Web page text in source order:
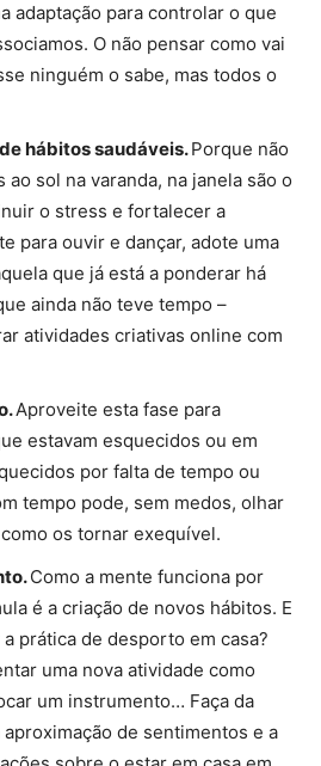
adaptação para controlar o que
O não pensar como vai
ninguém o sabe, mas todos o
hábitos saudáveis.Porque não
ao sol na varanda, na janela são o
o stress e fortalecer a
para ouvir e dançar, adote uma
que já está a ponderar há
ainda não teve tempo –
atividades criativas online com
Aproveite esta fase para
estavam esquecidos ou em
por falta de tempo ou
tempo pode, sem medos, olhar
os tornar exequível.
Como a mente funciona por
é a criação de novos hábitos. E
prática de desporto em casa?
uma nova atividade como
um instrumento… Faça da
de sentimentos e a